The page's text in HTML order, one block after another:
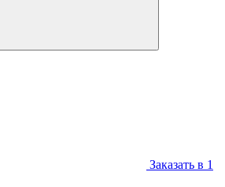
Заказать в 1